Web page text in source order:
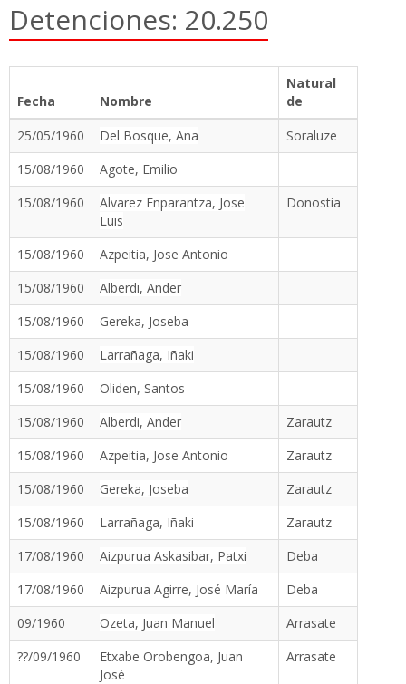
Detenciones: 20.250
Fecha Nombre
Natural
de
25/05/1960
Del Bosque, Ana
Soraluze
15/08/1960
Agote, Emilio
15/08/1960
Alvarez Enparantza, Jose
Luis
Donostia
15/08/1960
Azpeitia, Jose Antonio
15/08/1960
Alberdi, Ander
15/08/1960
Gereka, Joseba
15/08/1960
Larrañaga, Iñaki
15/08/1960
Oliden, Santos
15/08/1960
Alberdi, Ander
Zarautz
15/08/1960
Azpeitia, Jose Antonio
Zarautz
15/08/1960
Gereka, Joseba
Zarautz
15/08/1960
Larrañaga, Iñaki
Zarautz
17/08/1960
Aizpurua Askasibar, Patxi
Deba
17/08/1960
Aizpurua Agirre, José María
Deba
09/1960
Ozeta, Juan Manuel
Arrasate
??/09/1960
Etxabe Orobengoa, Juan
José
Arrasate